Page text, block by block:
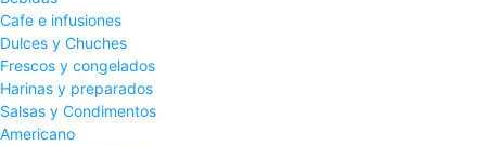
Cafe e infusiones
Dulces y Chuches
Frescos y congelados
Harinas y preparados
Salsas y Condimentos
Americano